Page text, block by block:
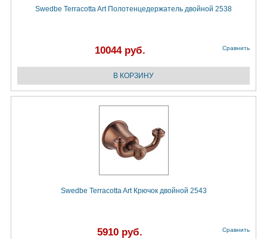
Swedbe Terracotta Art Полотенцедержатель двойной 2538
10044 руб. Сравнить
Swedbe Terracotta Art Крючок двойной 2543
5910 руб. Сравнить